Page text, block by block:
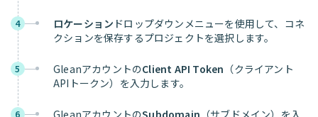
4 ロケーション ドロップダウンメニューを使用して、コネ
クションを保存するプロジェクトを選択します。
5 GleanアカウントのClient API Token （クライアント
APIトークン）を入力します。
6 GleanアカウントのSubdomain （サブドメイン）を入